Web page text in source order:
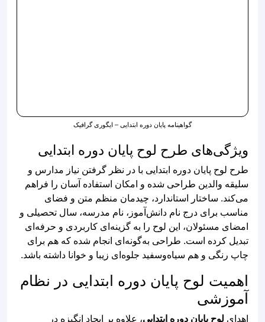
ویژگی‌های طرح لوح پایان دوره ابتدایی
طرح لوح پایان دوره ابتدایی با در نظر گرفتن نیاز مدارس و
سلیقه والدین طراحی شده و امکان استفاده آسان را فراهم
می‌کند. ساختار استاندارد، چیدمان منظم متن و فضای
مناسب برای درج نام دانش‌آموز، نام مدرسه، سال تحصیلی و
امضای مسئولان، این لوح را به گزینه‌ای کاربردی و حرفه‌ای
تبدیل کرده است. طراحی به‌گونه‌ای انجام شده که هم برای
چاپ رنگی و هم سیاه‌وسفید جلوه‌ای زیبا و خوانا داشته باشد.
اهمیت لوح پایان دوره ابتدایی در نظام
آموزشی
اهدای لوح پایان دوره ابتدایی، علاوه بر ایجاد انگیزه در
دانش‌آموزان، باعث تقویت حس ارزشمندی، اعتمادبه‌نفس و
علاقه آن‌ها به ادامه مسیر تحصیلی می‌شود. این لوح نمادی از